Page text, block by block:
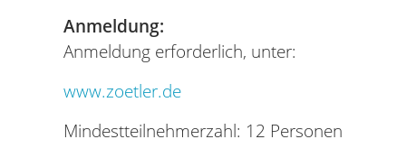
Anmeldung:
Anmeldung erforderlich, unter:
www.zoetler.de
Mindestteilnehmerzahl: 12 Personen